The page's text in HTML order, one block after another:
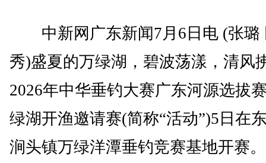
中新网广东新闻7月6日电 (张璐
秀)盛夏的万绿湖，碧波荡漾，清风
2026年中华垂钓大赛广东河源选拔
绿湖开渔邀请赛(简称“活动”)5日在
涧头镇万绿洋潭垂钓竞赛基地开赛。